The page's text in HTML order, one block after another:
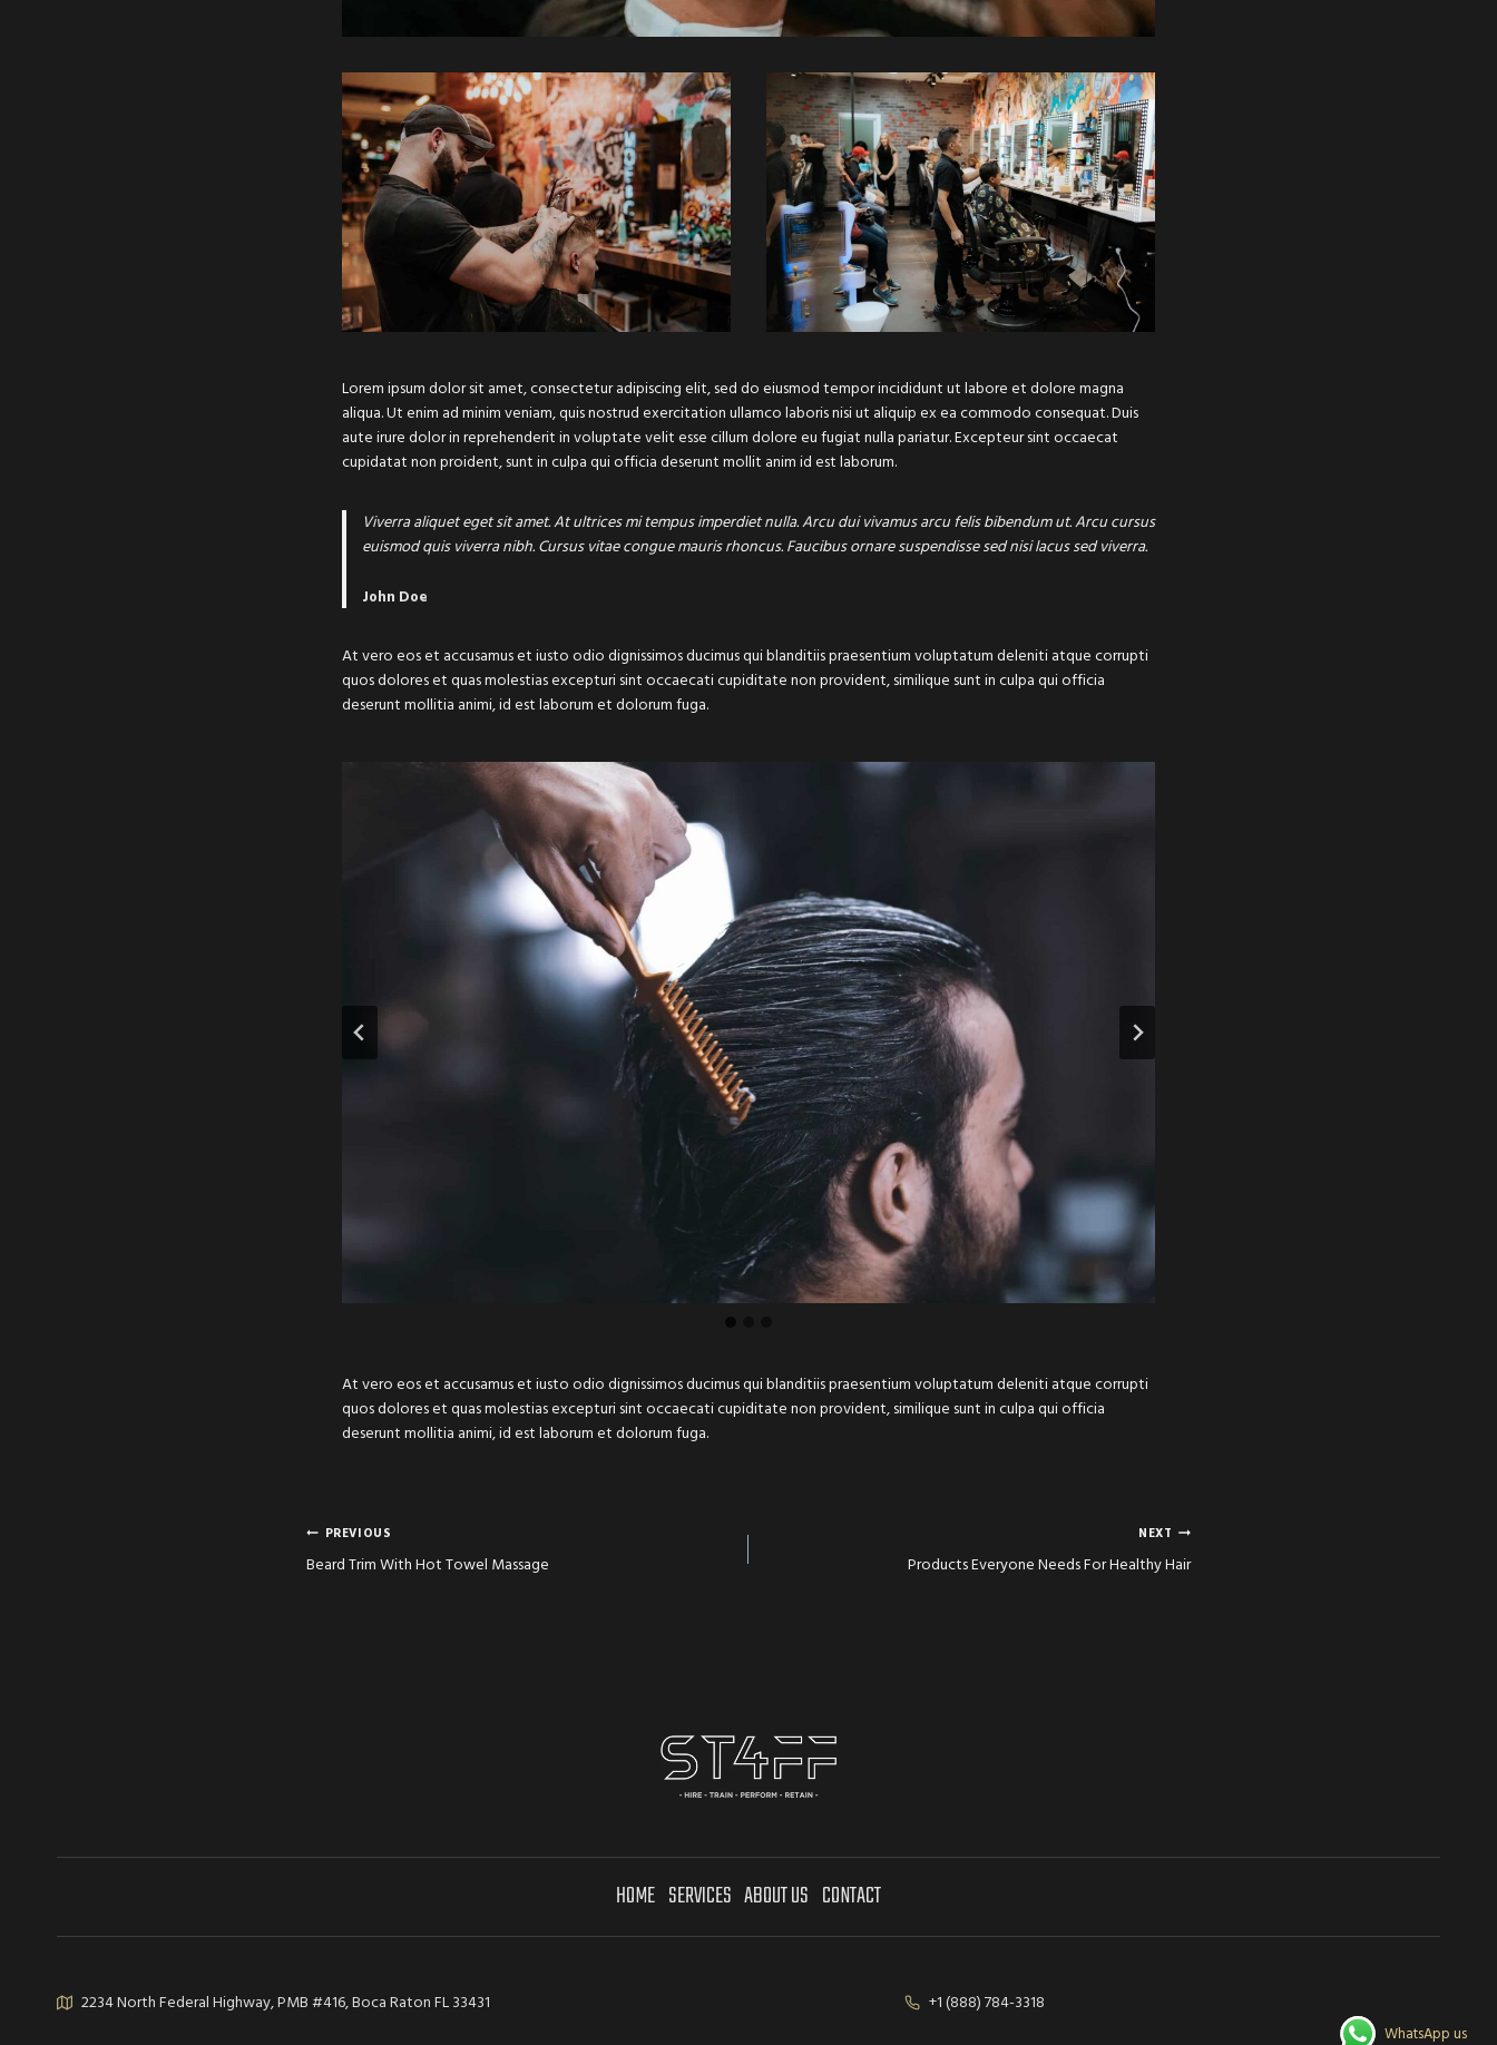
Lorem ipsum dolor sit amet, consectetur adipiscing elit, sed do eiusmod tempor incididunt ut labore et dolore magna
aliqua. Ut enim ad minim veniam, quis nostrud exercitation ullamco laboris nisi ut aliquip ex ea commodo consequat. Duis
aute irure dolor in reprehenderit in voluptate velit esse cillum dolore eu fugiat nulla pariatur. Excepteur sint occaecat
cupidatat non proident, sunt in culpa qui officia deserunt mollit anim id est laborum.
Viverra aliquet eget sit amet. At ultrices mi tempus imperdiet nulla. Arcu dui vivamus arcu felis bibendum ut. Arcu cursus
euismod quis viverra nibh. Cursus vitae congue mauris rhoncus. Faucibus ornare suspendisse sed nisi lacus sed viverra.
John Doe
At vero eos et accusamus et iusto odio dignissimos ducimus qui blanditiis praesentium voluptatum deleniti atque corrupti
quos dolores et quas molestias excepturi sint occaecati cupiditate non provident, similique sunt in culpa qui officia
deserunt mollitia animi, id est laborum et dolorum fuga.
At vero eos et accusamus et iusto odio dignissimos ducimus qui blanditiis praesentium voluptatum deleniti atque corrupti
quos dolores et quas molestias excepturi sint occaecati cupiditate non provident, similique sunt in culpa qui officia
deserunt mollitia animi, id est laborum et dolorum fuga.
POST
NAVIGATION
PREVIOUS
Beard Trim With Hot Towel Massage
NEXT
Products Everyone Needs For Healthy Hair
HOME SERVICES ABOUT US CONTACT
2234 North Federal Highway, PMB #416, Boca Raton FL 33431 +1 (888) 784-3318
WhatsApp us